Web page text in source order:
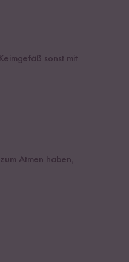
sonst mit
Atmen haben,